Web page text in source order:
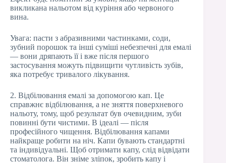
викликана нальотом від куріння або червоного
вина.
Увага: пасти з абразивними частинками, соди,
зубний порошок та інші суміші небезпечні для емалі
— вони дряпають її і вже після першого
застосування можуть підвищити чутливість зубів,
яка потребує тривалого лікування.
2. Відбілювання емалі за допомогою кап. Це
справжнє відбілювання, а не зняття поверхневого
нальоту, тому, щоб результат був очевидним, зуби
повинні бути чистими. В ідеалі — після
професійного чищення. Відбілювання капами
найкраще робити на ніч. Капи бувають стандартні
та індивідуальні. Щоб отримати капу, слід відвідати
стоматолога. Він зніме зліпок, зробить капу і